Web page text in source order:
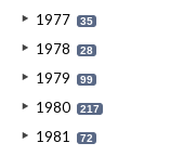
1977 35
1978 28
1979 99
1980 217
1981 72